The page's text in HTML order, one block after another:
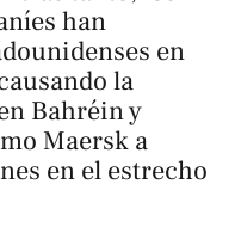
han
en
la
Bahréin y
Maersk a
en el estrecho